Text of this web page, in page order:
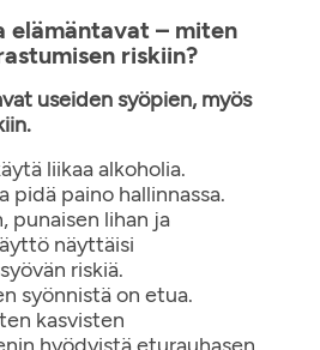
elämäntavat – miten
riskiin?
useiden syöpien, myös
liikaa alkoholia.
pidä paino hallinnassa.
punaisen lihan ja
näyttäisi
riskiä.
syönnistä on etua.
kasvisten